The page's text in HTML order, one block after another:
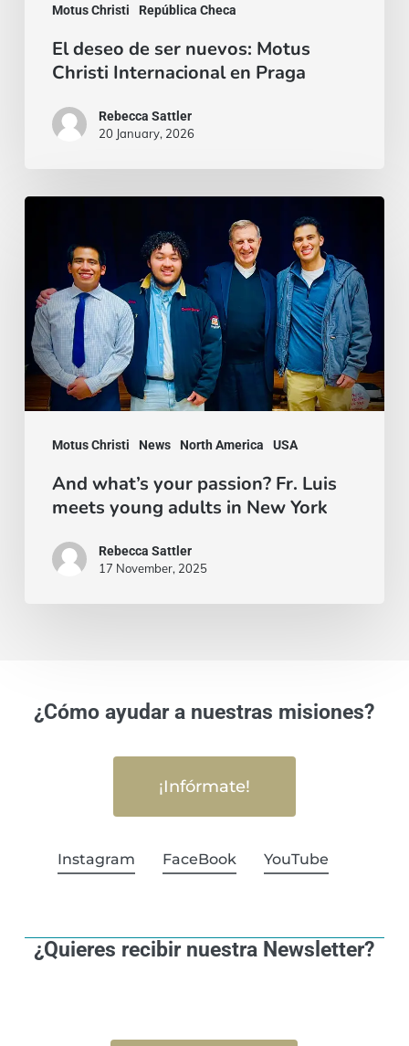
Motus Christi República Checa
El deseo de ser nuevos: Motus
Christi Internacional en Praga
Rebecca Sattler
20 January, 2026
Motus Christi News North America USA
passion?
Fr.
Luis
meets
young
adults
New
And what’s your passion? Fr. Luis
meets young adults in New York
Rebecca Sattler
17 November, 2025
¿Cómo ayudar a nuestras misiones?
¡Infórmate!
Instagram FaceBook YouTube
¿Quieres recibir nuestra Newsletter?